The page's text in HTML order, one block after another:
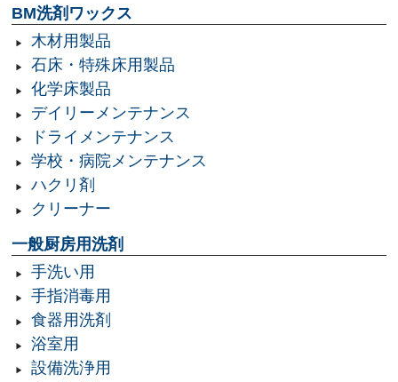
BM洗剤ワックス
木材用製品
石床・特殊床用製品
化学床製品
デイリーメンテナンス
ドライメンテナンス
学校・病院メンテナンス
ハクリ剤
クリーナー
一般厨房用洗剤
手洗い用
手指消毒用
食器用洗剤
浴室用
設備洗浄用